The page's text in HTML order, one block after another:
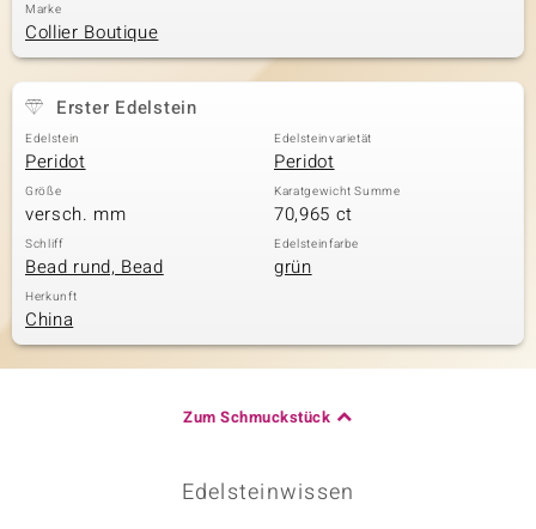
Marke
Collier Boutique
Erster Edelstein
Edelstein
Peridot
Edelsteinvarietät
Peridot
Größe
versch. mm
Karatgewicht Summe
70,965 ct
Schliff
Bead rund, Bead
Edelsteinfarbe
grün
Herkunft
China
Zum Schmuckstück
Edelsteinwissen